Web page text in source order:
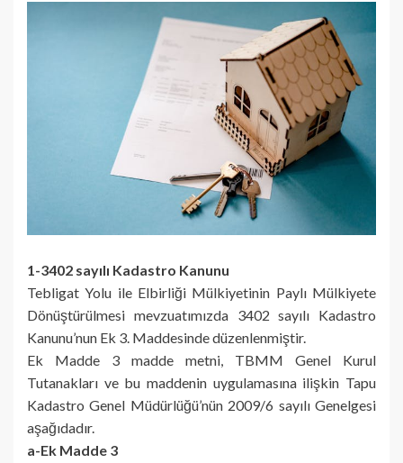
1-3402 sayılı Kadastro Kanunu
Tebligat Yolu ile Elbirliği Mülkiyetinin Paylı Mülkiyete
Dönüştürülmesi mevzuatımızda 3402 sayılı Kadastro
Kanunu’nun Ek 3. Maddesinde düzenlenmiştir.
Ek Madde 3 madde metni, TBMM Genel Kurul
Tutanakları ve bu maddenin uygulamasına ilişkin Tapu
Kadastro Genel Müdürlüğü’nün 2009/6 sayılı Genelgesi
aşağıdadır.
a-Ek Madde 3